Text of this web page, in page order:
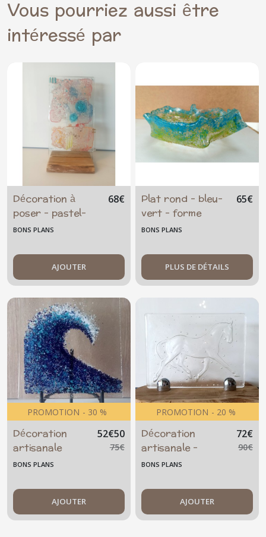
Vous pourriez aussi être
intéressé par
Décoration à
poser - pastel-
printemps
68€
BONS PLANS
AJOUTER
Plat rond - bleu-
vert - forme
original -
- centre de table
- vague
65€
BONS PLANS
PLUS DE DÉTAILS
PROMOTION - 30 %
Décoration
artisanale
unique - Verre -
français
52€50
75€
BONS PLANS
AJOUTER
PROMOTION - 20 %
Décoration
artisanale -
cheval
72€
90€
BONS PLANS
AJOUTER